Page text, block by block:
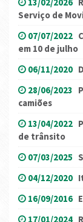
Serviço de
07/07/2022
em 10 de julho
06/11/2020
28/06/2023
camiões
13/04/2022
de trânsito
07/03/2025
04/12/2020
16/09/2016
17/01/2024